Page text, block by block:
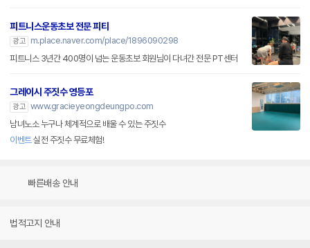
피트니스운동초보 전문 피티
광고
m.place.naver.com/place/1896090298
피트니스 3년간 400명이 넘는 운동초보 회원님이 다녀간 전문 PT센터
그레이시 주짓수 영등포
광고 www.gracieyeongdeungpo.com
남녀노소 누구나 체계적으로 배울 수 있는 주짓수
이벤트실전 주짓수 무료체험!
빠른배송 안내
법적고지 안내